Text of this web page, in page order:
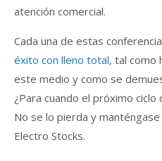
atención comercial.
Cada una de estas
éxito con lleno total, tal como
este medio y como se
¿Para cuando el próximo
No se lo pierda y
Electro Stocks.